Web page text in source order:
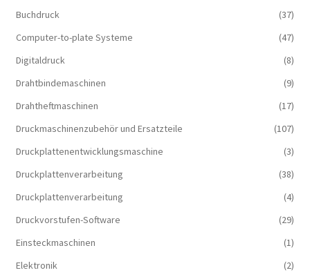
Buchdruck
(37)
Computer-to-plate Systeme
(47)
Digitaldruck
(8)
Drahtbindemaschinen
(9)
Drahtheftmaschinen
(17)
Druckmaschinenzubehör und Ersatzteile
(107)
Druckplattenentwicklungsmaschine
(3)
Druckplattenverarbeitung
(38)
Druckplattenverarbeitung
(4)
Druckvorstufen-Software
(29)
Einsteckmaschinen
(1)
Elektronik
(2)